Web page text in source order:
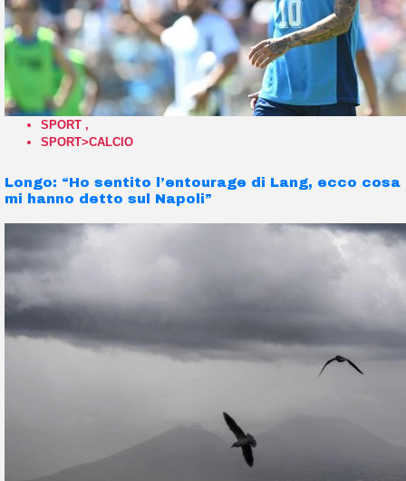
SPORT ,
SPORT>CALCIO
Longo: “Ho sentito l’entourage di Lang, ecco cosa
mi hanno detto sul Napoli”